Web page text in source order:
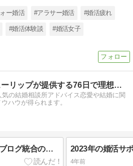
ー婚活 #アラサー婚活 #婚活疲れ
#婚活体験談 #婚活女子
Bridalチューリップが提供する76日で理想の結婚
気の結婚相談所アドバイス恋愛や結婚に関
ハウが得られます。
【Bridalチューリップ】ブログ統合のお知らせ
4年前